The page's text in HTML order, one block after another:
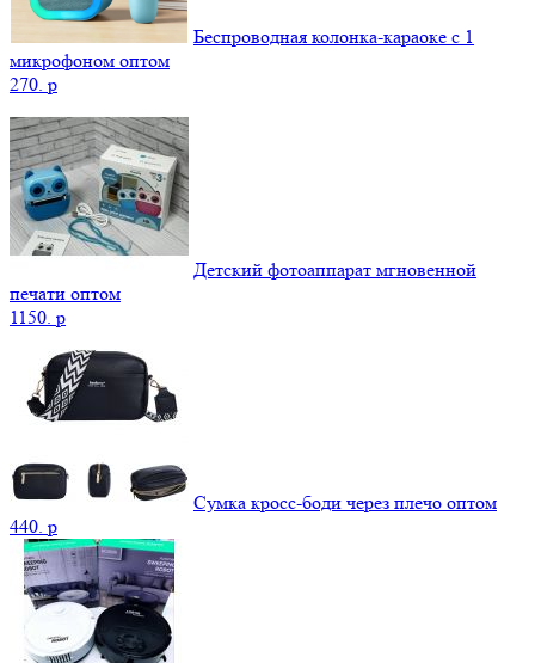
Беспроводная колонка-караоке с 1
микрофоном оптом
270. p
Детский фотоаппарат мгновенной
печати оптом
1150. p
Сумка кросс-боди через плечо оптом
440. p